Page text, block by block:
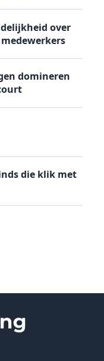
over
domineren
die klik met